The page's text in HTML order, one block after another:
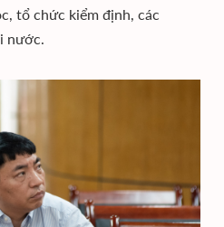
tổ chức kiểm định, các
nước.